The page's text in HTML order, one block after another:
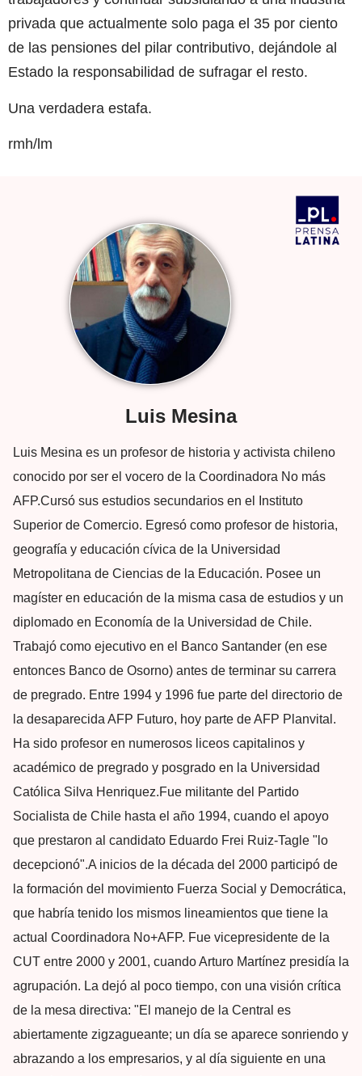
privada que actualmente solo paga el 35 por ciento
de las pensiones del pilar contributivo, dejándole al
Estado la responsabilidad de sufragar el resto.
Una verdadera estafa.
rmh/lm
Luis Mesina
Luis Mesina es un profesor de historia y activista chileno
conocido por ser el vocero de la Coordinadora No más
AFP.​ Cursó sus estudios secundarios en el Instituto
Superior de Comercio. Egresó como profesor de historia,
geografía y educación cívica de la Universidad
Metropolitana de Ciencias de la Educación. Posee un
magíster en educación de la misma casa de estudios y un
diplomado en Economía de la Universidad de Chile.​
Trabajó como ejecutivo en el Banco Santander (en ese
entonces Banco de Osorno) antes de terminar su carrera
de pregrado.​ Entre 1994 y 1996 fue parte del directorio de
la desaparecida AFP Futuro, hoy parte de AFP Planvital.​
Ha sido profesor en numerosos liceos capitalinos y
académico de pregrado y posgrado en la Universidad
Católica Silva Henriquez.​ Fue militante del Partido
Socialista de Chile hasta el año 1994, cuando el apoyo
que prestaron al candidato Eduardo Frei Ruiz-Tagle "lo
decepcionó".​ A inicios de la década del 2000 participó de
la formación del movimiento Fuerza Social y Democrática,
que habría tenido los mismos lineamientos que tiene la
actual Coordinadora No+AFP. Fue vicepresidente de la
CUT entre 2000 y 2001, cuando Arturo Martínez presidía la
agrupación. La dejó al poco tiempo, con una visión crítica
de la mesa directiva: "El manejo de la Central es
abiertamente zigzagueante; un día se aparece sonriendo y
abrazando a los empresarios, y al día siguiente en una